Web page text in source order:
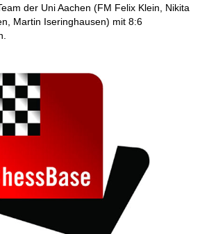
der Uni Aachen (FM Felix Klein, Nikita
Martin Iseringhausen) mit 8:6